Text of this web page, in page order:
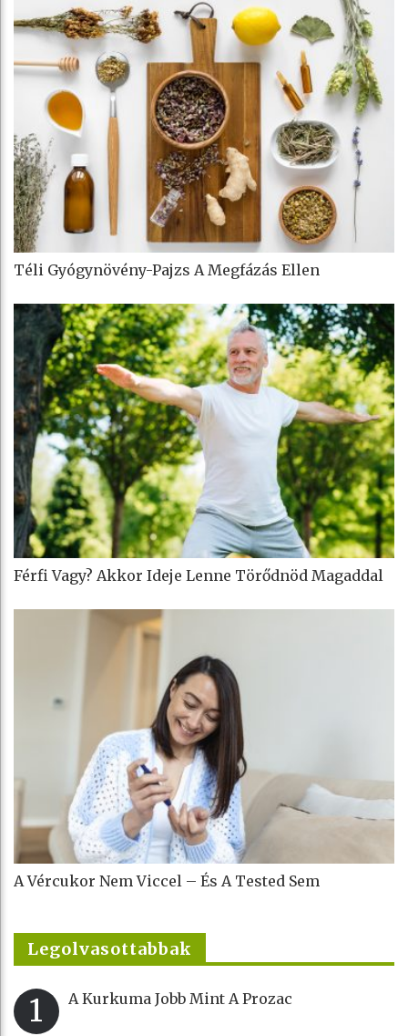
Téli Gyógynövény-Pajzs A Megfázás Ellen
Férfi Vagy? Akkor Ideje Lenne Törődnöd Magaddal
A Vércukor Nem Viccel – És A Tested Sem
Legolvasottabbak
1 A Kurkuma Jobb Mint A Prozac